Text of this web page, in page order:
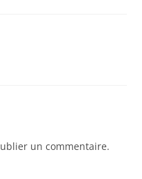
un commentaire.